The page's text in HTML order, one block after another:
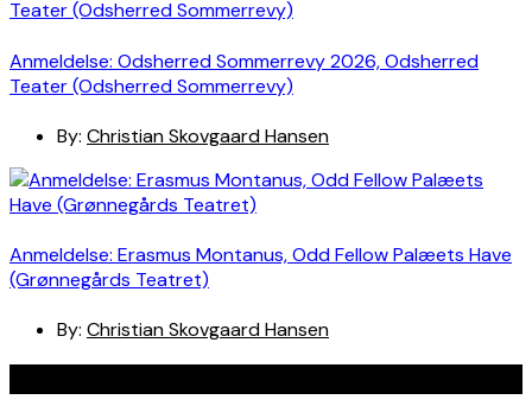
Anmeldelse: Odsherred Sommerrevy 2026, Odsherred
Teater (Odsherred Sommerrevy)
By: Christian Skovgaard Hansen
Anmeldelse: Erasmus Montanus, Odd Fellow Palæets Have
(Grønnegårds Teatret)
By: Christian Skovgaard Hansen